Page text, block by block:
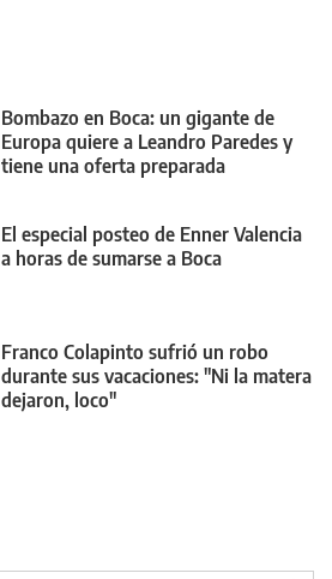
Bombazo en Boca: un gigante de
Europa quiere a Leandro Paredes y
tiene una oferta preparada
El especial posteo de Enner Valencia
a horas de sumarse a Boca
Franco Colapinto sufrió un robo
durante sus vacaciones: "Ni la matera
dejaron, loco"